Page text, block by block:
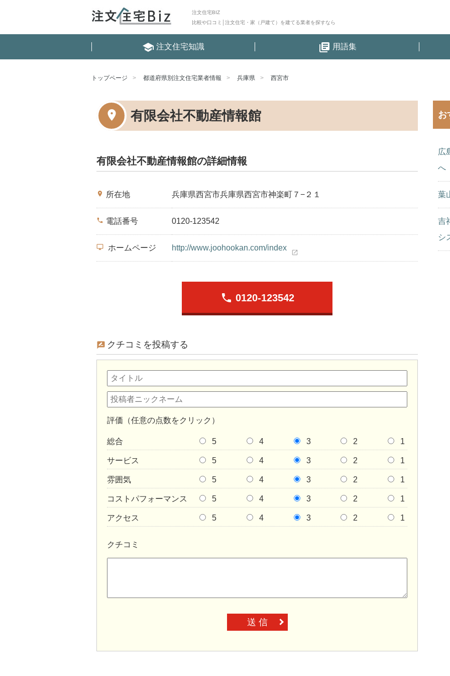
注文住宅BIZ
比較や口コミ│注文住宅・家（戸建て）を建てる業者を探すなら
school 注文住宅知識 library_books 用語集
トップページ 都道府県別注文住宅業者情報 兵庫県 西宮市
有限会社不動産情報館
有限会社不動産情報館の詳細情報
place 所在地 兵庫県西宮市兵庫県西宮市神楽町７−２１
phone 電話番号 0120-123542
desktop_windows ホームページ http://www.joohookan.com/index
open_in_new
phone 0120-123542
クチコミを投稿する
評価（任意の点数をクリック）
総合 5 4 3 2 1
サービス 5 4 3 2 1
雰囲気 5 4 3 2 1
コストパフォーマンス 5 4 3 2 1
アクセス 5 4 3 2 1
クチコミ
送 信
お
広
へ
葉
吉
シ